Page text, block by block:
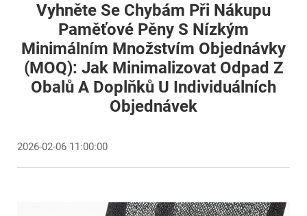
Vyhněte Se Chybám Při Nákupu
Paměťové Pěny S Nízkým
Minimálním Množstvím Objednávky
(MOQ): Jak Minimalizovat Odpad Z
Obalů A Doplňků U Individuálních
Objednávek
2026-02-06 11:00:00